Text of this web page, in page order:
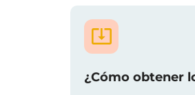
¿Cómo obtener